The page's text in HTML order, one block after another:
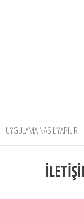
UYGULAMA NASIL YAPILIR